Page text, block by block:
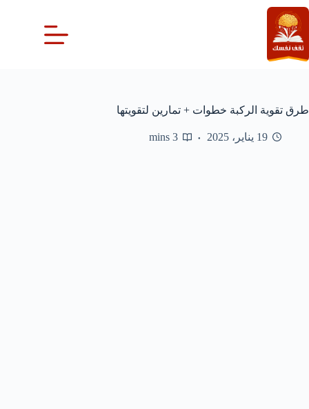
التجاوز
إلى
المحتوى
طرق تقوية الركبة خطوات + تمارين لتقويتها
19 يناير، 2025 3 mins